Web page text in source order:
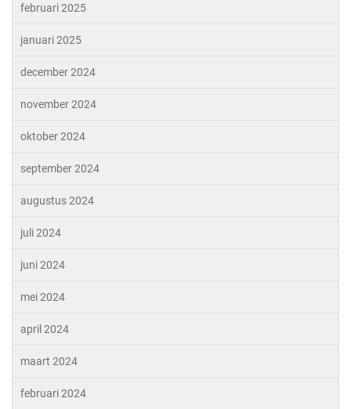
februari 2025
januari 2025
december 2024
november 2024
oktober 2024
september 2024
augustus 2024
juli 2024
juni 2024
mei 2024
april 2024
maart 2024
februari 2024